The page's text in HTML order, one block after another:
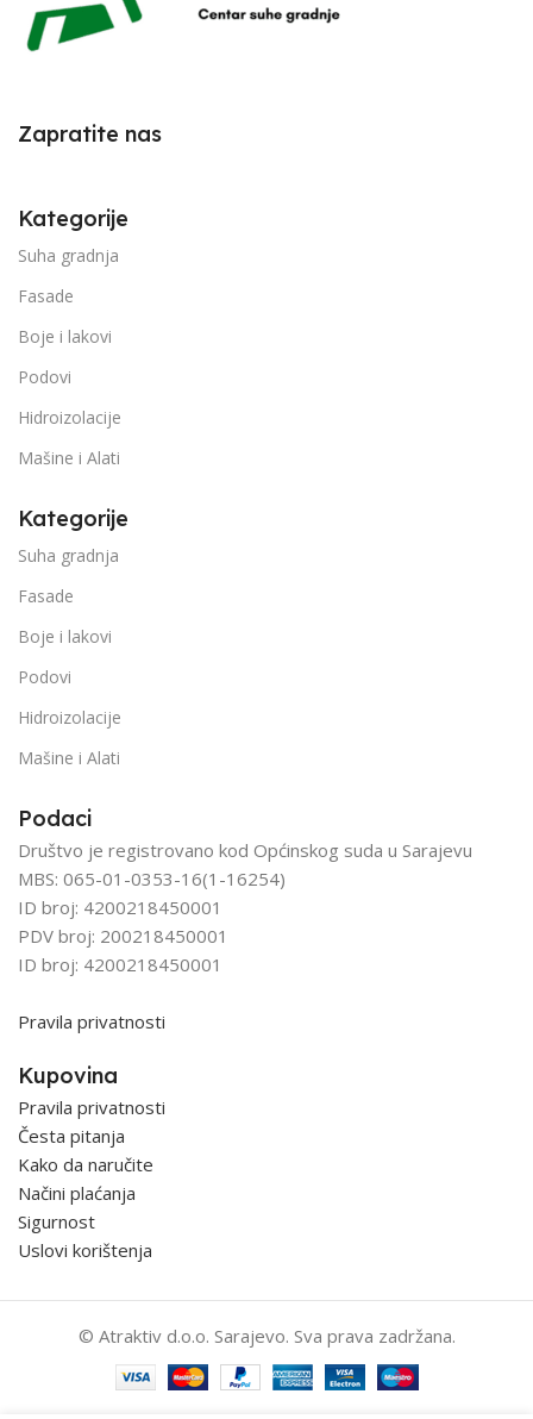
Zapratite nas
Kategorije
Suha gradnja
Fasade
Boje i lakovi
Podovi
Hidroizolacije
Mašine i Alati
Kategorije
Suha gradnja
Fasade
Boje i lakovi
Podovi
Hidroizolacije
Mašine i Alati
Podaci
Društvo je registrovano kod Općinskog suda u Sarajevu
MBS: 065-01-0353-16(1-16254)
ID broj: 4200218450001
PDV broj: 200218450001
ID broj: 4200218450001
Pravila privatnosti
Kupovina
Pravila privatnosti
Česta pitanja
Kako da naručite
Načini plaćanja
Sigurnost
Uslovi korištenja
© Atraktiv d.o.o. Sarajevo. Sva prava zadržana.